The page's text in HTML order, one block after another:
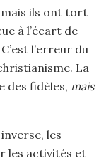
ils ont tort
à l’écart de
l’erreur du
La
des fidèles, mais
les
les activités et